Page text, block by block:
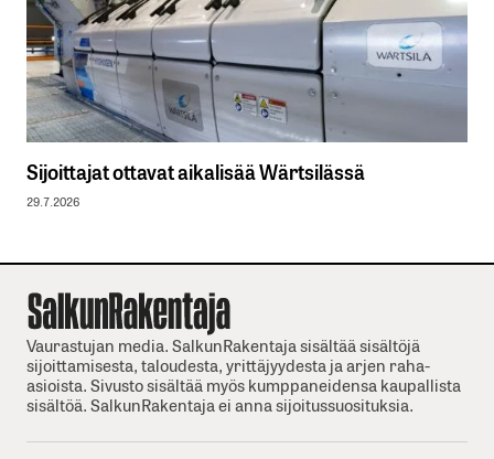
Sijoittajat ottavat aikalisää Wärtsilässä
29.7.2026
Vaurastujan media. SalkunRakentaja sisältää sisältöjä
sijoittamisesta, taloudesta, yrittäjyydesta ja arjen raha-
asioista. Sivusto sisältää myös kumppaneidensa kaupallista
sisältöä. SalkunRakentaja ei anna sijoitussuosituksia.